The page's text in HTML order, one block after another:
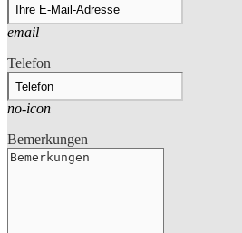
email
Telefon
no-icon
Bemerkungen